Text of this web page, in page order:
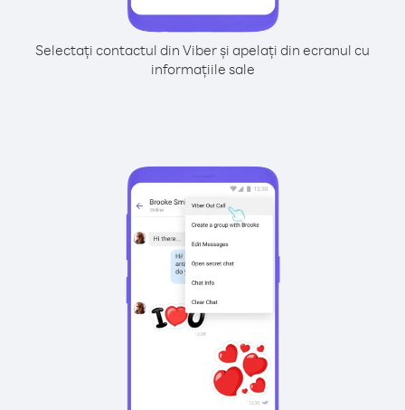
Selectați contactul din Viber și apelați din ecranul cu
informațiile sale